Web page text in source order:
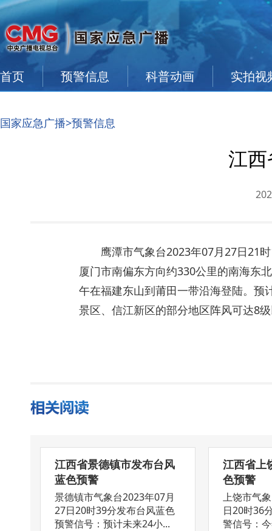
首页 预警信息 科普动画 实拍视
国家应急广播>预警信息
江
鹰潭市气象台2023年07月27日21
厦门市南偏东方向约330公里的南海东
午在福建东山到莆田一带沿海登陆。预
景区、信江新区的部分地区阵风可达8
江西省景德镇市发布台风
蓝色预警
景德镇市气象台2023年07月
27日20时39分发布台风蓝色
预警信号：预计未来24小...
江西省上
色预警
上饶市气
日20时36
警信号：